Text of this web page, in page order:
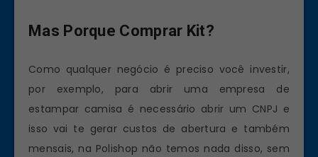
Mas Porque Comprar Kit?
Como qualquer negócio é preciso você investir,
por exemplo, para abrir uma empresa de
estampar camisa é necessário abrir um CNPJ e
isso vai te gerar custos de abertura e também
mensais, na Polishop não temos nada disso, sem